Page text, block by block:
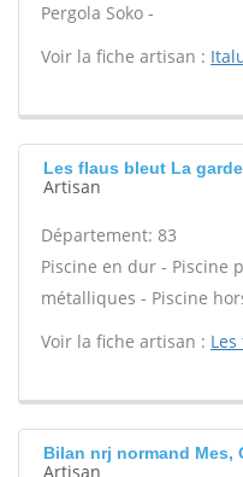
Pergola Soko -
Voir la fiche artisan :
Les flaus bleut La
Artisan
Département: 83
Piscine en dur - Piscine
métalliques - Piscine
Voir la fiche artisan :
Bilan nrj normand Mes,
Artisan